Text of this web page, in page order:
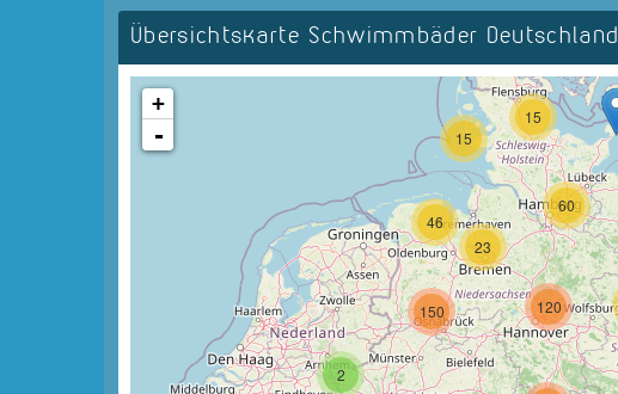
Übersichtskarte Schwimmbäder Deutschland
23
46
120
15
15
60
2
150
+
-